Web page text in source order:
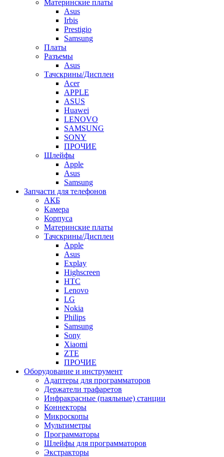
Материнские платы
Asus
Irbis
Prestigio
Samsung
Платы
Разъемы
Asus
Тачскрины/Дисплеи
Acer
APPLE
ASUS
Huawei
LENOVO
SAMSUNG
SONY
ПРОЧИЕ
Шлейфы
Apple
Asus
Samsung
Запчасти для телефонов
АКБ
Камера
Корпуса
Материнские платы
Тачскрины/Дисплеи
Apple
Asus
Explay
Highscreen
HTC
Lenovo
LG
Nokia
Philips
Samsung
Sony
Xiaomi
ZTE
ПРОЧИЕ
Оборудование и инструмент
Адаптеры для программаторов
Держатели трафаретов
Инфракрасные (паяльные) станции
Коннекторы
Микроскопы
Мультиметры
Программаторы
Шлейфы для программаторов
Экстракторы